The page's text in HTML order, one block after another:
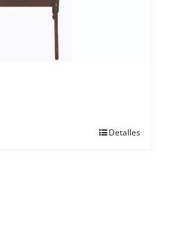
Detalles